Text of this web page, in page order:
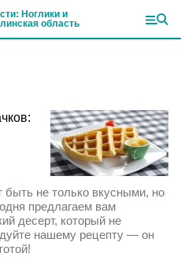
Ноглики и
область
быть не только вкусными, но
предлагаем вам
десерт, который не
нашему рецепту — он